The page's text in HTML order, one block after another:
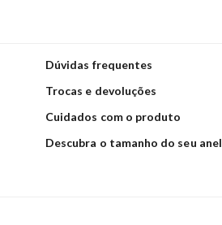
Dúvidas frequentes
Trocas e devoluções
Cuidados com o produto
Descubra o tamanho do seu anel